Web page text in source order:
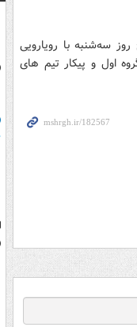
سه‌شنبه با رویارویی
اول و پیکار تیم های